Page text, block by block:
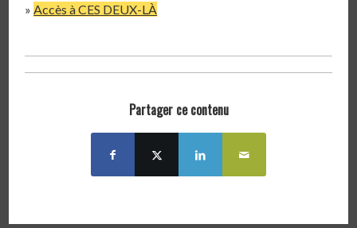
» Accès à CES DEUX-LÀ
Partager ce contenu